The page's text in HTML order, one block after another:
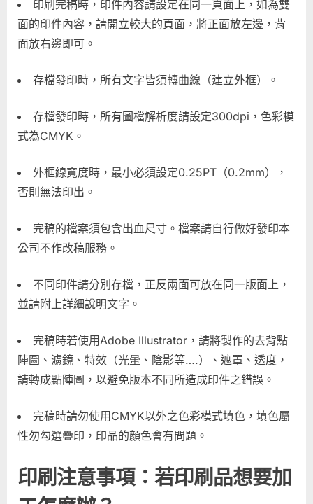
印刷完稿時，印件內容請設定在同一頁面上，如為雙
面的印件內容，請開立較大的頁面，將正面放左邊，背
面放右邊即可。
存檔發印時，所有文字皆須轉曲線（建立外框）。
存檔發印時，所有圖檔解析度請設定300dpi，色彩模
式為CMYK。
外框線寬度時，最小必須設定0.25PT（0.2mm），
否則無法印出。
完稿的檔案須包含出血尺寸。檔案請自行做好發印本
公司不作改稿服務。
不同印件請分別存檔，正反兩面可放在同一版面上，
並請附上詳細說明文字。
完稿時若使用Adobe Illustrator，請將製作的去背點
陣圖、濾鏡、特效（光暈、陰影等….）、遮罩、透度，
請轉成點陣圖，以避免版本不同所造成印件之錯誤。
完稿時請勿使用CMYK以外之色彩模式填色，填色屬
性勿勾選疊印，印品的顏色會有問題。
印刷注意事項：若印刷品想要加